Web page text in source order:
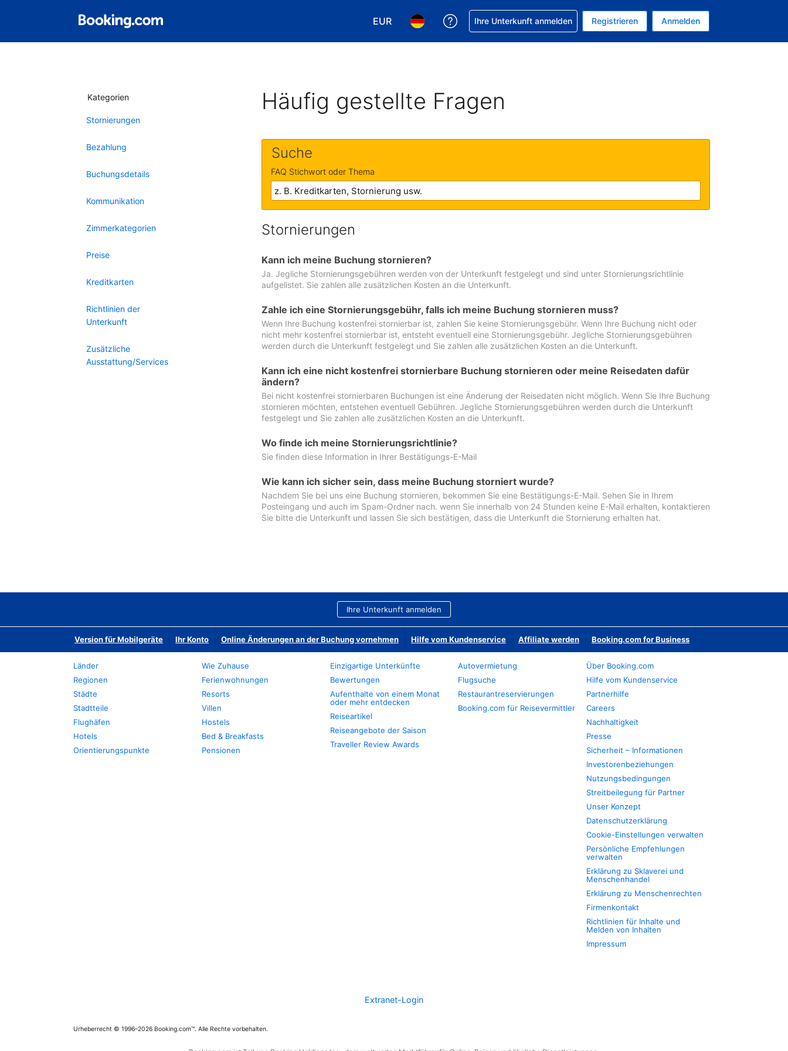
EUR
Wählen Sie Ihre Währung. Ihre aktuelle Währung ist EUR
Wählen Sie Ihre Sprache. Ihre aktuelle Sprache ist Deutsch
Hilfe bei Ihrer Buchung erhalten
Ihre Unterkunft anmelden Registrieren Anmelden
Kategorien
Stornierungen
Bezahlung
Buchungsdetails
Kommunikation
Zimmerkategorien
Preise
Kreditkarten
Richtlinien der
Unterkunft
Zusätzliche
Ausstattung/Services
Häufig gestellte Fragen
Suche
FAQ Stichwort oder Thema
Stornierungen
Kann ich meine Buchung stornieren?
Ja. Jegliche Stornierungsgebühren werden von der Unterkunft festgelegt und sind unter Stornierungsrichtlinie
aufgelistet. Sie zahlen alle zusätzlichen Kosten an die Unterkunft.
Zahle ich eine Stornierungsgebühr, falls ich meine Buchung stornieren muss?
Wenn Ihre Buchung kostenfrei stornierbar ist, zahlen Sie keine Stornierungsgebühr. Wenn Ihre Buchung nicht oder
nicht mehr kostenfrei stornierbar ist, entsteht eventuell eine Stornierungsgebühr. Jegliche Stornierungsgebühren
werden durch die Unterkunft festgelegt und Sie zahlen alle zusätzlichen Kosten an die Unterkunft.
Kann ich eine nicht kostenfrei stornierbare Buchung stornieren oder meine Reisedaten dafür
ändern?
Bei nicht kostenfrei stornierbaren Buchungen ist eine Änderung der Reisedaten nicht möglich. Wenn Sie Ihre Buchung
stornieren möchten, entstehen eventuell Gebühren. Jegliche Stornierungsgebühren werden durch die Unterkunft
festgelegt und Sie zahlen alle zusätzlichen Kosten an die Unterkunft.
Wo finde ich meine Stornierungsrichtlinie?
Sie finden diese Information in Ihrer Bestätigungs-E-Mail
Wie kann ich sicher sein, dass meine Buchung storniert wurde?
Nachdem Sie bei uns eine Buchung stornieren, bekommen Sie eine Bestätigungs-E-Mail. Sehen Sie in Ihrem
Posteingang und auch im Spam-Ordner nach. wenn Sie innerhalb von 24 Stunden keine E-Mail erhalten, kontaktieren
Sie bitte die Unterkunft und lassen Sie sich bestätigen, dass die Unterkunft die Stornierung erhalten hat.
Ihre Unterkunft anmelden
Version für Mobilgeräte Ihr Konto Online Änderungen an der Buchung vornehmen Hilfe vom Kundenservice Affiliate werden Booking.com for Business
Länder
Regionen
Städte
Stadtteile
Flughäfen
Hotels
Orientierungspunkte
Wie Zuhause
Ferienwohnungen
Resorts
Villen
Hostels
Bed & Breakfasts
Pensionen
Einzigartige Unterkünfte
Bewertungen
Aufenthalte von einem Monat
oder mehr entdecken
Reiseartikel
Reiseangebote der Saison
Traveller Review Awards
Autovermietung
Flugsuche
Restaurantreservierungen
Booking.com für Reisevermittler
Über Booking.com
Hilfe vom Kundenservice
Partnerhilfe
Careers
Nachhaltigkeit
Presse
Sicherheit – Informationen
Investorenbeziehungen
Nutzungsbedingungen
Streitbeilegung für Partner
Unser Konzept
Datenschutzerklärung
Cookie-Einstellungen verwalten
Persönliche Empfehlungen
verwalten
Erklärung zu Sklaverei und
Menschenhandel
Erklärung zu Menschenrechten
Firmenkontakt
Richtlinien für Inhalte und
Melden von Inhalten
Impressum
Extranet-Login
Urheberrecht © 1996–2026 Booking.com™. Alle Rechte vorbehalten.